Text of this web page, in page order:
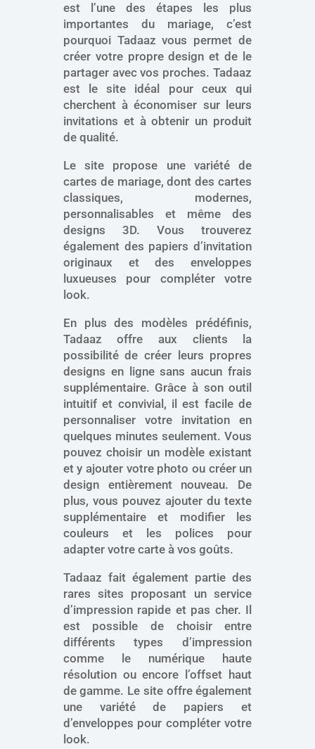
est l’une des étapes les plus
importantes du mariage, c’est
pourquoi Tadaaz vous permet de
créer votre propre design et de le
partager avec vos proches. Tadaaz
est le site idéal pour ceux qui
cherchent à économiser sur leurs
invitations et à obtenir un produit
de qualité.
Le site propose une variété de
cartes de mariage, dont des cartes
classiques, modernes,
personnalisables et même des
designs 3D. Vous trouverez
également des papiers d’invitation
originaux et des enveloppes
luxueuses pour compléter votre
look.
En plus des modèles prédéfinis,
Tadaaz offre aux clients la
possibilité de créer leurs propres
designs en ligne sans aucun frais
supplémentaire. Grâce à son outil
intuitif et convivial, il est facile de
personnaliser votre invitation en
quelques minutes seulement. Vous
pouvez choisir un modèle existant
et y ajouter votre photo ou créer un
design entièrement nouveau. De
plus, vous pouvez ajouter du texte
supplémentaire et modifier les
couleurs et les polices pour
adapter votre carte à vos goûts.
Tadaaz fait également partie des
rares sites proposant un service
d’impression rapide et pas cher. Il
est possible de choisir entre
différents types d’impression
comme le numérique haute
résolution ou encore l’offset haut
de gamme. Le site offre également
une variété de papiers et
d’enveloppes pour compléter votre
look.